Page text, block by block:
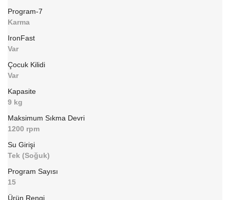
Program-7
Karma
IronFast
Var
Çocuk Kilidi
Var
Kapasite
9 kg
Maksimum Sıkma Devri
1200 rpm
Su Girişi
Tek (Soğuk)
Program Sayısı
15
Ürün Rengi